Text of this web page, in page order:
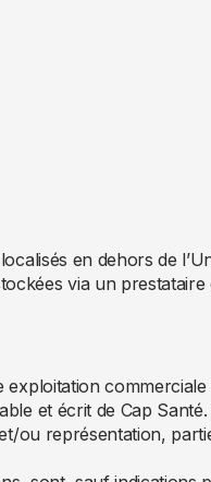
en dehors de
via un
et écrit de Cap
ou représentation,